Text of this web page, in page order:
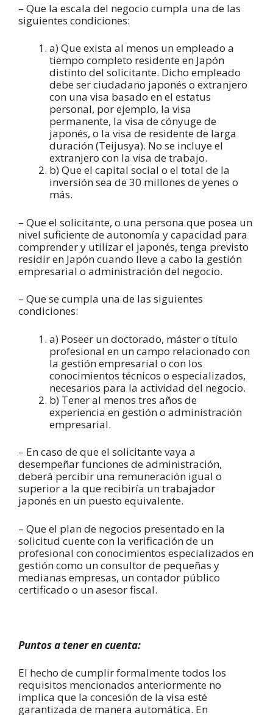
– Que la escala del negocio cumpla una de las
siguientes condiciones:
a) Que exista al menos un empleado a
tiempo completo residente en Japón
distinto del solicitante. Dicho empleado
debe ser ciudadano japonés o extranjero
con una visa basado en el estatus
personal, por ejemplo, la visa
permanente, la visa de cónyuge de
japonés, o la visa de residente de larga
duración (Teijusya). No se incluye el
extranjero con la visa de trabajo.
b) Que el capital social o el total de la
inversión sea de 30 millones de yenes o
más.
– Que el solicitante, o una persona que posea un
nivel suficiente de autonomía y capacidad para
comprender y utilizar el japonés, tenga previsto
residir en Japón cuando lleve a cabo la gestión
empresarial o administración del negocio.
– Que se cumpla una de las siguientes
condiciones:
a) Poseer un doctorado, máster o título
profesional en un campo relacionado con
la gestión empresarial o con los
conocimientos técnicos o especializados,
necesarios para la actividad del negocio.
b) Tener al menos tres años de
experiencia en gestión o administración
empresarial.
– En caso de que el solicitante vaya a
desempeñar funciones de administración,
deberá percibir una remuneración igual o
superior a la que recibiría un trabajador
japonés en un puesto equivalente.
– Que el plan de negocios presentado en la
solicitud cuente con la verificación de un
profesional con conocimientos especializados en
gestión como un consultor de pequeñas y
medianas empresas, un contador público
certificado o un asesor fiscal.
Puntos a tener en cuenta:
El hecho de cumplir formalmente todos los
requisitos mencionados anteriormente no
implica que la concesión de la visa esté
garantizada de manera automática. En